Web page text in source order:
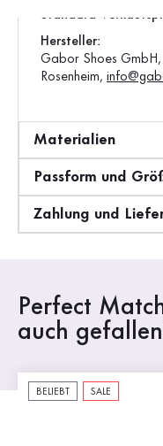
Standard-
Hersteller:
Gabor Shoes
Rosenheim,
Materialien
Passform und
Zahlung und
Perfect
auch
BELIEBT SALE